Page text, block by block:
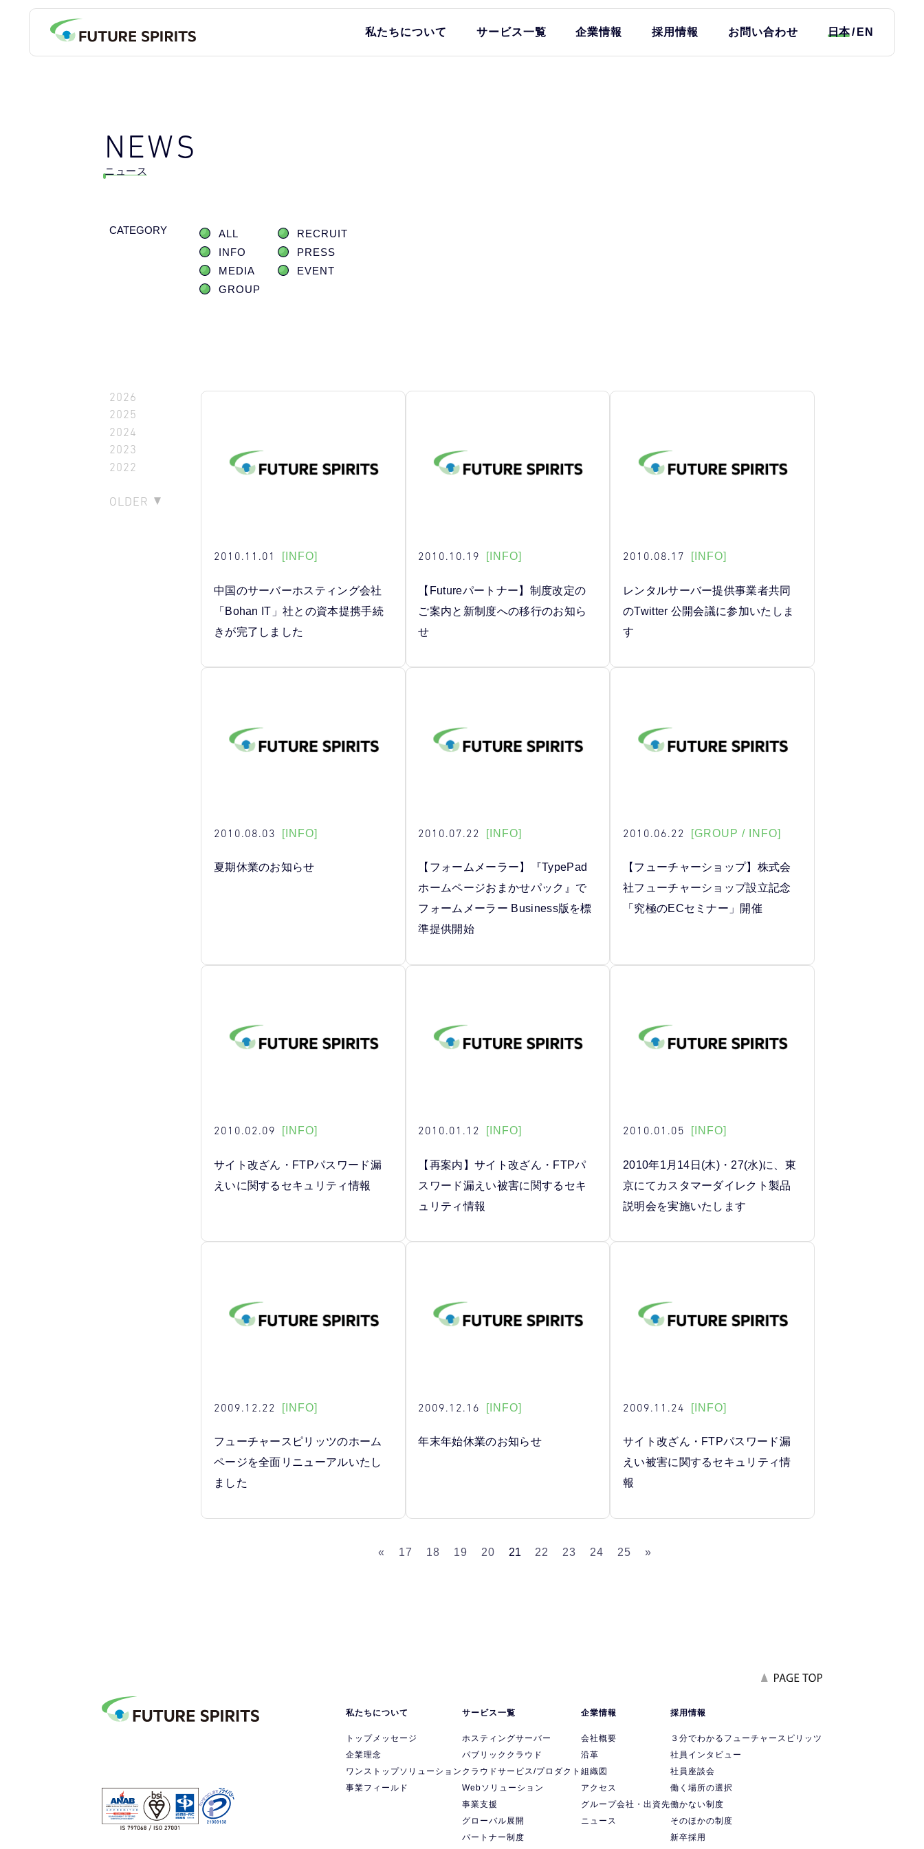
私たちについて サービス一覧 企業情報 採用情報 お問い合わせ 日本 EN
NEWS
ニュース
CATEGORY ALL
RECRUIT
INFO
PRESS
MEDIA
EVENT
GROUP
2026
2025
2024
2023
2022
OLDER
2010.11.01 [INFO]
中国のサーバーホスティング会社
「Bohan IT」社との資本提携手続
きが完了しました
2010.10.19 [INFO]
【Futureパートナー】制度改定の
ご案内と新制度への移行のお知ら
せ
2010.08.17 [INFO]
レンタルサーバー提供事業者共同
のTwitter 公開会議に参加いたしま
す
2010.08.03 [INFO]
夏期休業のお知らせ
2010.07.22 [INFO]
【フォームメーラー】『TypePad
ホームページおまかせパック』で
フォームメーラー Business版を標
準提供開始
2010.06.22 [GROUP / INFO]
【フューチャーショップ】株式会
社フューチャーショップ設立記念
「究極のECセミナー」開催
2010.02.09 [INFO]
サイト改ざん・FTPパスワード漏
えいに関するセキュリティ情報
2010.01.12 [INFO]
【再案内】サイト改ざん・FTPパ
スワード漏えい被害に関するセキ
ュリティ情報
2010.01.05 [INFO]
2010年1月14日(木)・27(水)に、東
京にてカスタマーダイレクト製品
説明会を実施いたします
2009.12.22 [INFO]
フューチャースピリッツのホーム
ページを全面リニューアルいたし
ました
2009.12.16 [INFO]
年末年始休業のお知らせ
2009.11.24 [INFO]
サイト改ざん・FTPパスワード漏
えい被害に関するセキュリティ情
報
« 17 18 19 20 21 22 23 24 25 »
私たちについて
トップメッセージ
企業理念
ワンストップソリューション
事業フィールド
サービス一覧
ホスティングサーバー
パブリッククラウド
クラウドサービス/プロダクト
Webソリューション
事業支援
グローバル展開
パートナー制度
企業情報
会社概要
沿革
組織図
アクセス
グループ会社・出資先
ニュース
採用情報
３分でわかるフューチャースピリッツ
社員インタビュー
社員座談会
働く場所の選択
働かない制度
そのほかの制度
新卒採用